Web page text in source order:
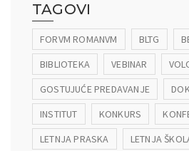
TAGOVI
FORVM ROMANVM BLTG
BIBLIOTEKA
VEBINAR
GOSTUJUĆE PREDAVANJE
INSTITUT
KONKURS
LETNJA PRASKA
LETNJA